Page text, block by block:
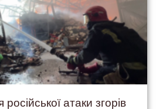
російської атаки згорів